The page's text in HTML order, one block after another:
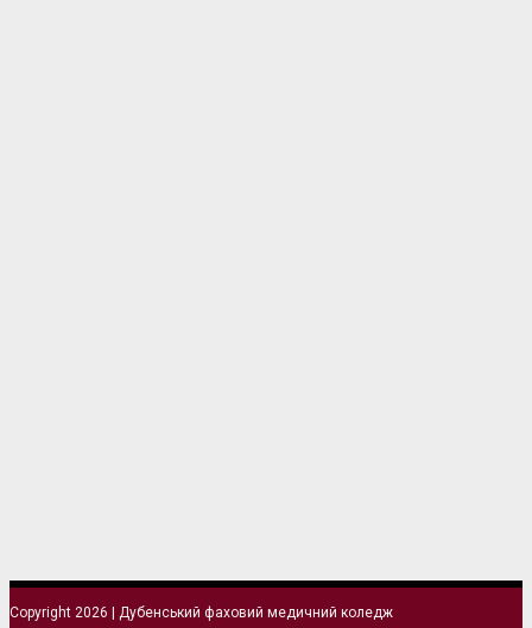
Copyright 2026 | Дубенський фаховий медичний коледж